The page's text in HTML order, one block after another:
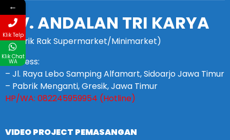
CV. ANDALAN TRI KARYA
(Pabrik Rak Supermarket/Minimarket)
Address:
– Jl. Raya Lebo Samping Alfamart, Sidoarjo Jawa Timur
– Pabrik Menganti, Gresik, Jawa Timur
HP/WA: 082245959954 (Hotline)
VIDEO PROJECT PEMASANGAN
←
Klik Telp
Klik Chat
WA